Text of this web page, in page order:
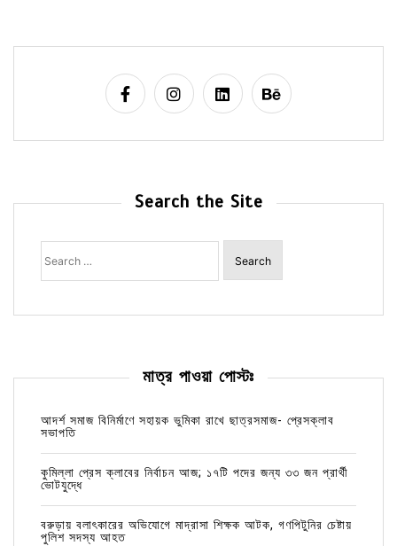
Search the Site
Search
for:
মাত্র পাওয়া পোস্টঃ
আদর্শ সমাজ বিনির্মাণে সহায়ক ভুমিকা রাখে ছাত্রসমাজ- প্রেসক্লাব
সভাপতি
কুমিল্লা প্রেস ক্লাবের নির্বাচন আজ; ১৭টি পদের জন্য ৩৩ জন প্রার্থী
ভোটযুদ্ধে
বরুড়ায় বলাৎকারের অভিযোগে মাদ্রাসা শিক্ষক আটক, গণপিটুনির চেষ্টায়
পুলিশ সদস্য আহত